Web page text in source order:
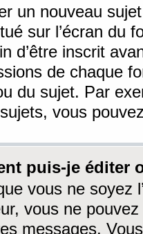
un nouveau
sur l’écran du
d’être inscrit
de chaque
du sujet. Par
vous
puis-je éditer
vous ne soyez
vous ne
messages.